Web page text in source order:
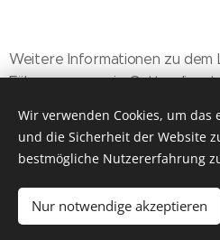
Weitere Informationen zu dem
Führungen, sowie
Dein Nr. 1 Infoportal für
Wir verwenden Cookies, um
und die Sicherheit der Website
bestmögliche Nutzererfahrung
Nur notwendige akzeptieren